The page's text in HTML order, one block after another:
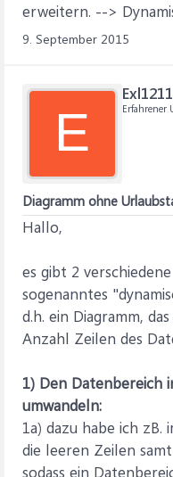
erweitern. -->
9. September 2015
E Erfahrener
Diagramm ohne
Hallo,
es gibt 2
sogenanntes
d.h. ein Diagramm,
Anzahl Zeilen des
1) Den Datenbereich
umwandeln:
1a) dazu habe ich
die leeren Zeilen
sodass ein